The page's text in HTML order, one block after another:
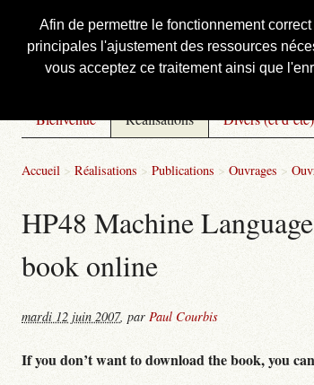
Afin de permettre le fonctionnement
principales l'ajustement des ressources
vous acceptez ce traitement ainsi que
Courbis, « LE » Blog
Bienvenue Réalisations Divers (et d’été)
Accueil > Réalisations > Publications > Ouvrages >
HP48 Machine
book online
mardi 12 juin 2007, par Paul Courbis
If you don’t want to download the book, you